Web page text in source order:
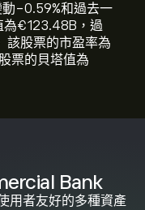
Bank
用者友好的多種資產
‎-0.59‎%和過去一
為‎€‎123.48B，過
該股票的市盈率為
票的貝塔值為